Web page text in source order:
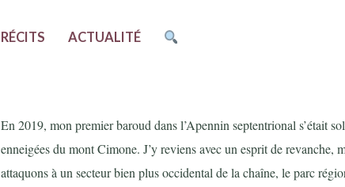
RÉCITS ACTUALITÉ
En 2019, mon premier baroud dans l’Apennin septentrional s’était
enneigées du mont Cimone. J’y reviens avec un esprit de revanche,
attaquons à un secteur bien plus occidental de la chaîne, le parc